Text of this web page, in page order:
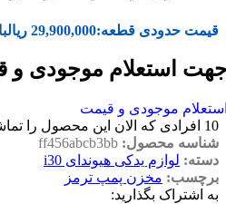
قیمت حدودی قطعه:29,900,000 ریال
استعلام موجودی و
موجودی و قیمت
10 افرادی که الان این محصول را
شناسه محصول: ff456abcb3bb
دسته: لوازم یدکی هیوندای i30
برچسب: مخزن پمپ ترمز
به اشتراک بگذارید: